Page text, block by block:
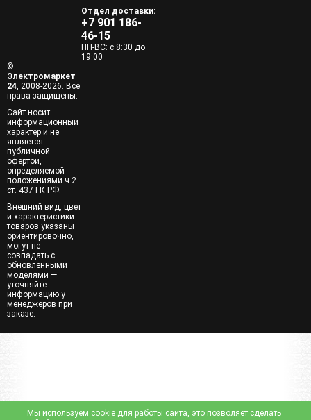
Отдел доставки:
+7 901 186-
46-15
ПН-ВС: с 8:30 до
19:00
©
Электромаркет
24, 2008-2026. Все
права защищены.
Сайт носит
информационный
характер и не
является
публичной
офертой,
определяемой
положениями ч.2
ст. 437 ГК РФ.
Внешний вид, цвет
и характеристики
товаров указаны
ориентировочно,
могут не
совпадать с
обновленными
моделями —
уточняйте
информацию у
менеджеров при
заказе.
Мы используем cookie для работы сайта, это позволяет сделать